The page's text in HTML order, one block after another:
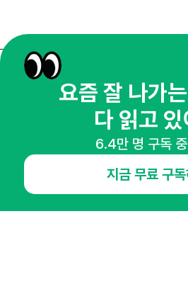
매주 화요일 아침,
마케팅 감각을 깨워 드릴게요!
65,043명의 마케터를 성장시키는 뉴스레터
요즘 잘 나가
다 읽고
6.4만 명 구독 중
지금 무료 구독